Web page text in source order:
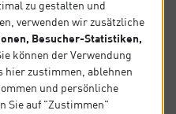
Kontakt
Impressum
zu gestalten und
verwenden wir zusätzliche
Besucher-Statistiken,
können der Verwendung
hier zustimmen, ablehnen
und persönliche
Sie auf "Zustimmen"